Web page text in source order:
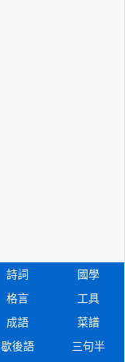
詩詞
國學
格言
工具
成語
菜譜
歇後語 三句半